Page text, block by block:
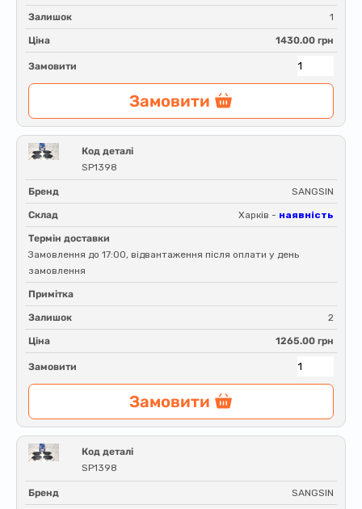
Залишок 1
Ціна 1430.00 грн
Замовити
Замовити
Код деталі
SP1398
Бренд SANGSIN
Склад Харків - наявність
Термін доставки
Замовлення до 17:00, відвантаження після оплати у день
замовлення
Примітка
Залишок 2
Ціна 1265.00 грн
Замовити
Замовити
Код деталі
SP1398
Бренд SANGSIN